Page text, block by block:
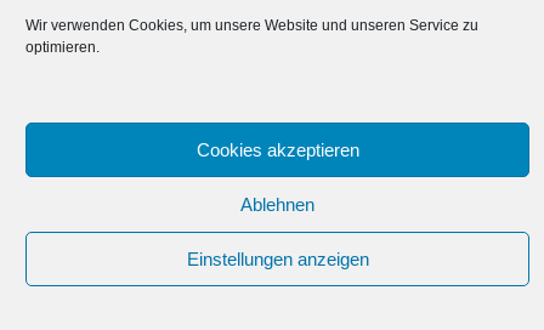
Wir verwenden Cookies, um unsere Website und unseren Service zu
optimieren.
Cookies akzeptieren
Ablehnen
Einstellungen anzeigen
BIC: WELADED1MST
Erstellt von